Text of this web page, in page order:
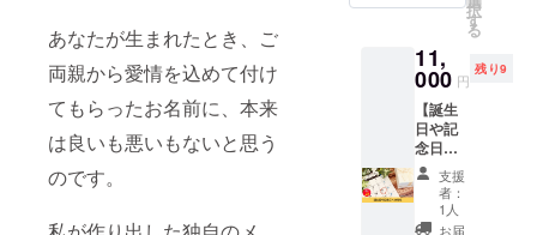
あなたが生まれたとき、ご
両親から愛情を込めて付け
てもらったお名前に、本来
は良いも悪いもないと思う
のです。
ます。
※こちら
の有効
期限は
2024年
7月から
1年間で
す。
に話を
させて
いただ
きま
す。 ぜ
ひご参
加くだ
さい。
交流会
は横浜
う あん
があな
たが愛
着を
持って
いる品
に命名
させて
いただ
きま
す。 愛
択
す
る
11,
000 円
残り9
【誕生
日や記
念日へ
の命
名】 姓
名判断
を20万
支援
者：
1人
お届